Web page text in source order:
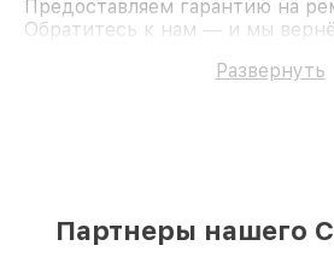
Предоставляем гарантию на
Обратитесь к нам — и мы
Развернуть
Партнеры нашего